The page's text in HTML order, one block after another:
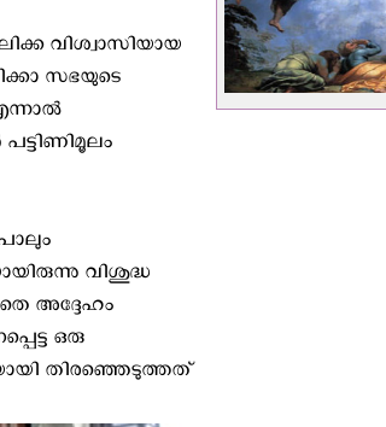
വിശ്വാസിയായ
സഭയുടെ
വിശുദ്ധ
അദ്ദേഹം
ഒരു
തിരഞ്ഞെടുത്തത്